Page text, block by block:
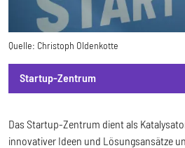
Quelle: Christoph Oldenkotte
Startup-Zentrum
Startup-Zentrum
Das Startup-Zentrum dient als
innovativer Ideen und Lösungsansätze